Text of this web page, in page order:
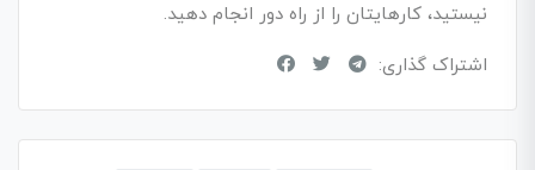
نیستید، کارهایتان را از راه دور انجام دهید.
اشتراک گذاری: